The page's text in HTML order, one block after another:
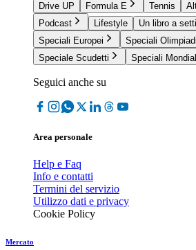
Drive UP
Formula E Tennis
Podcast
Lifestyle
Un libro a
Speciali Europei
Speciali Olimpiadi
Speciale Scudetti
Speciali
Seguici anche su
Area personale
Help e Faq
Info e contatti
Termini del servizio
Utilizzo dati e privacy
Cookie Policy
Mercato